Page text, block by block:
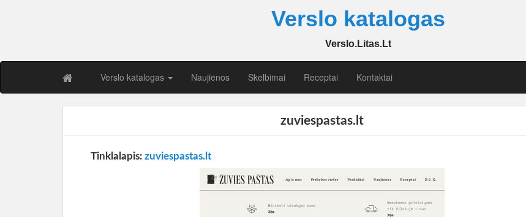
Verslo katalogas
Verslo.Litas.Lt
Verslo katalogas Naujienos Skelbimai Receptai Kontaktai
zuviespastas.lt
Tinklalapis: zuviespastas.lt